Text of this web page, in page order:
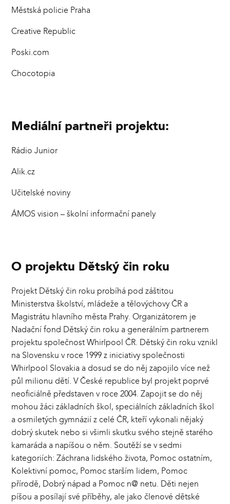
Městská policie Praha
Creative Republic
Poski.com
Chocotopia
Mediální partneři projektu:
Rádio Junior
Alik.cz
Učitelské noviny
ÁMOS vision – školní informační panely
O projektu Dětský čin roku
Projekt Dětský čin roku probíhá pod záštitou
Ministerstva školství, mládeže a tělovýchovy ČR a
Magistrátu hlavního města Prahy. Organizátorem je
Nadační fond Dětský čin roku a generálním partnerem
projektu společnost Whirlpool ČR. Dětský čin roku vznikl
na Slovensku v roce 1999 z iniciativy společnosti
Whirlpool Slovakia a dosud se do něj zapojilo více než
půl milionu dětí. V České republice byl projekt poprvé
neoficiálně představen v roce 2004. Zapojit se do něj
mohou žáci základních škol, speciálních základních škol
a osmiletých gymnázií z celé ČR, kteří vykonali nějaký
dobrý skutek nebo si všimli skutku svého stejně starého
kamaráda a napíšou o něm. Soutěží se v sedmi
kategoriích: Záchrana lidského života, Pomoc ostatním,
Kolektivní pomoc, Pomoc starším lidem, Pomoc
přírodě, Dobrý nápad a Pomoc n@ netu. Děti nejen
píšou a posílají své příběhy, ale jako členové dětské